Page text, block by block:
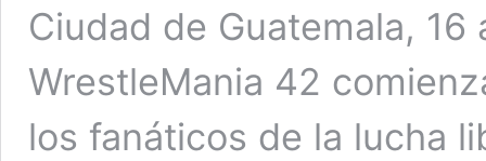
Ciudad de Guatemala, 16
WrestleMania 42
los fanáticos de la lucha